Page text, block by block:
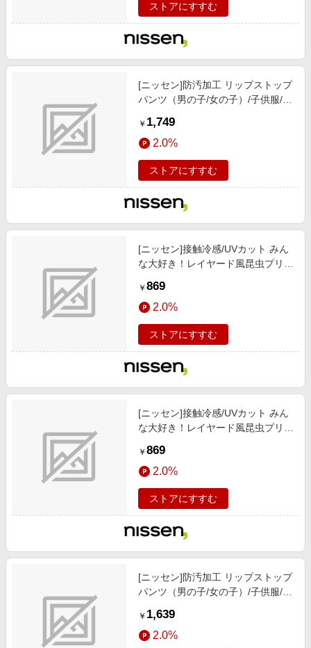
ストアにすすむ
[ニッセン]防汚加工 リップストップ
パンツ（男の子/女の子）/子供服/子
￥ 1,749
2.0%
ストアにすすむ
[ニッセン]接触冷感/UVカット みん
な大好き！レイヤード風昆虫プリン
服/子供用品 / トップス/チュニック /
Tシャツ/カットソー/ブラウン
￥ 869
2.0%
ストアにすすむ
[ニッセン]接触冷感/UVカット みん
な大好き！レイヤード風昆虫プリン
服/子供用品 / トップス/チュニック /
Tシャツ/カットソー/チャコール
￥ 869
2.0%
ストアにすすむ
[ニッセン]防汚加工 リップストップ
パンツ（男の子/女の子）/子供服/子
￥ 1,639
2.0%